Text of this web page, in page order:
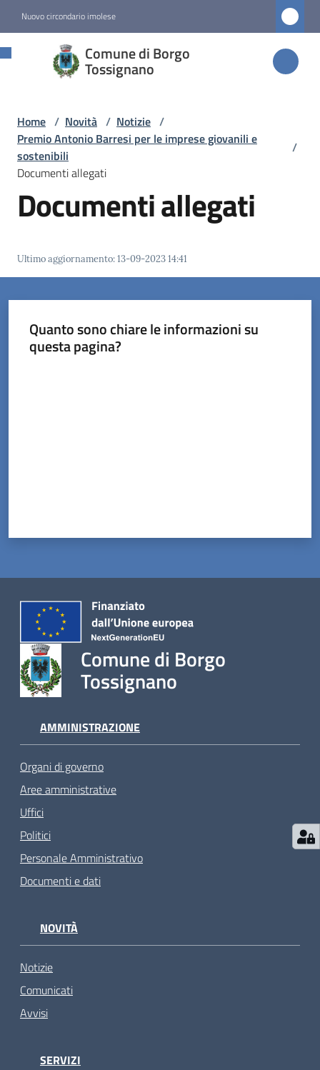
Nuovo circondario imolese
Comune di Borgo
Tossignano
Comune di
Borgo
Amministrazione
Novità
Menu selezionato
Borgo
Tossignano
gli
Home / Novità / Notizie /
Premio Antonio Barresi per le imprese giovanili e
sostenibili
/
Documenti allegati
Documenti allegati
Ultimo aggiornamento:13-09-2023 14:41
Quanto sono chiare le informazioni su
questa pagina?
Comune di Borgo
Tossignano
AMMINISTRAZIONE
Organi di governo
Aree amministrative
Uffici
Politici
Personale Amministrativo
Documenti e dati
NOVITÀ
Notizie
Comunicati
Avvisi
SERVIZI